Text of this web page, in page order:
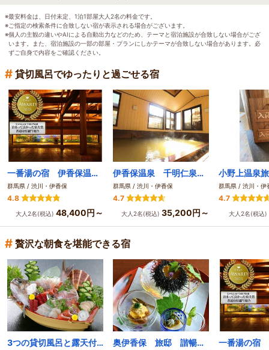
※最安料金は、日付未定、1泊1部屋大人2名の料金です。
※ご指定の検索条件に合致しない宿が表示される場合がございます。
※個人の主観の違いやAIによる自動出力などのため、テーマと宿泊施設が合致しない場合がござ
います。また、宿泊施設の一部の部屋・プランにしかテーマが合致しない場合があります。必
ずご自身で内容をご確認ください。
# 貸切風呂でゆったりと過ごせる宿
一番湯の宿 伊香保温泉 ホテル木暮
群馬県 / 渋川・伊香保
4.8
大人2名(税込) 48,400円～
伊香保温泉 千明仁泉亭（ちぎらじんせんてい）
群馬県 / 渋川・伊香保
4.7
大人2名(税込) 35,200円～
群馬県 / 渋川・伊
4.7
大人2名(税込)
# 贅沢な朝食を堪能できる宿
3つの貸切風呂と露天付き客室が人気の宿 旅館さくらい 奥伊香保 旅邸 諧暢楼（かいちょうろう）